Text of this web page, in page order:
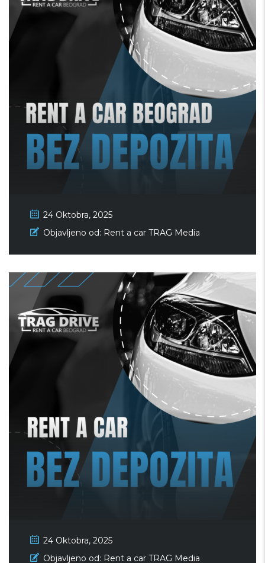
Rent a car Beograd bez
depozita – Trag Drive
24 Oktobra, 2025
Objavljeno od: Rent a car TRAG Media
Rent a car bez depozita – Trag
24 Oktobra, 2025
Objavljeno od: Rent a car TRAG Media